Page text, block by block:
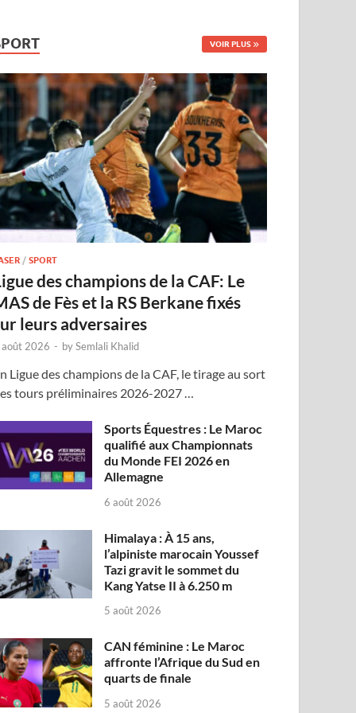
VOIR PLUS
/SPORT
des champions de la CAF: Le
de Fès et la RS Berkane fixés
leurs adversaires
2026 - bySemlali Khalid
Ligue des champions de la CAF, le tirage au sort
tours préliminaires 2026-2027 …
Sports Équestres : Le Maroc
qualifié aux Championnats
du Monde FEI 2026 en
Allemagne
6 août 2026
Himalaya : À 15 ans,
l’alpiniste marocain Youssef
Tazi gravit le sommet du
Kang Yatse II à 6.250 m
5 août 2026
CAN féminine : Le Maroc
affronte l’Afrique du Sud en
quarts de finale
5 août 2026